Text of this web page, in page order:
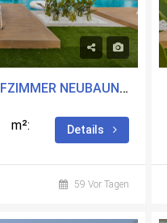
ZU VERKAUFEN 2 SCHLAFZIMMER NEUBAUN-A IN LOS ALCÃ¡ZARES, MURCIA MIT POOL
m²:
Details
59 Vor Tagen